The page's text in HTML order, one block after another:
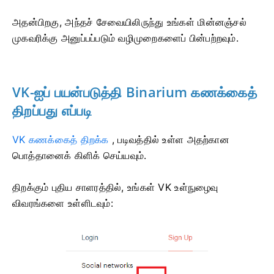
அதன்பிறகு, அந்தச் சேவையிலிருந்து உங்கள் மின்னஞ்சல்
முகவரிக்கு அனுப்பப்படும் வழிமுறைகளைப் பின்பற்றவும்.
VK-ஐப் பயன்படுத்தி Binarium கணக்கைத்
திறப்பது எப்படி
VK கணக்கைத் திறக்க ,படிவத்தில் உள்ள அதற்கான
பொத்தானைக் கிளிக் செய்யவும்.
திறக்கும் புதிய சாளரத்தில், உங்கள் VK உள்நுழைவு
விவரங்களை உள்ளிடவும்: